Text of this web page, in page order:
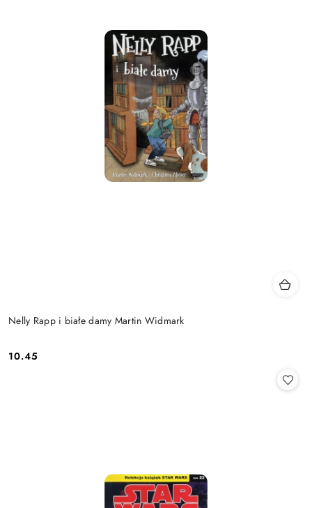
Nelly Rapp i białe damy Martin Widmark
Cena:
10.45